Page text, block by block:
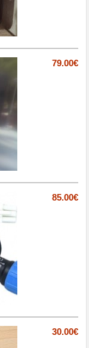
79.00€
85.00€
30.00€